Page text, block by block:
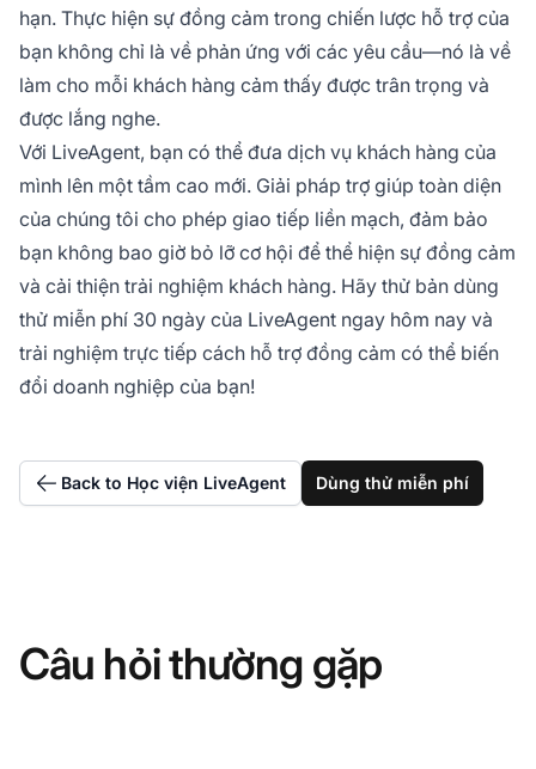
hạn. Thực hiện sự đồng cảm trong chiến lược hỗ trợ của
bạn không chỉ là về phản ứng với các yêu cầu—nó là về
làm cho mỗi khách hàng cảm thấy được trân trọng và
được lắng nghe.
Với LiveAgent, bạn có thể đưa dịch vụ khách hàng của
mình lên một tầm cao mới. Giải pháp trợ giúp toàn diện
của chúng tôi cho phép giao tiếp liền mạch, đảm bảo
bạn không bao giờ bỏ lỡ cơ hội để thể hiện sự đồng cảm
và cải thiện trải nghiệm khách hàng. Hãy thử bản dùng
thử miễn phí 30 ngày của LiveAgent ngay hôm nay và
trải nghiệm trực tiếp cách hỗ trợ đồng cảm có thể biến
đổi doanh nghiệp của bạn!
Back to Học viện LiveAgent Dùng thử miễn phí
Câu hỏi thường gặp